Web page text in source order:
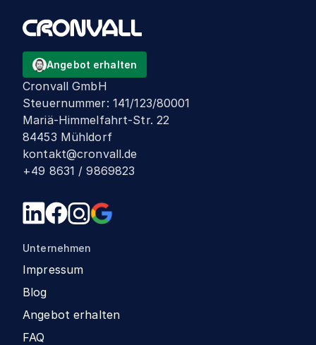
Angebot erhalten
Cronvall GmbH
Steuernummer: 141/123/80001
Mariä-Himmelfahrt-Str. 22
84453 Mühldorf
kontakt@cronvall.de
+49 8631 / 9869823
Unternehmen
Impressum
Blog
Angebot erhalten
FAQ